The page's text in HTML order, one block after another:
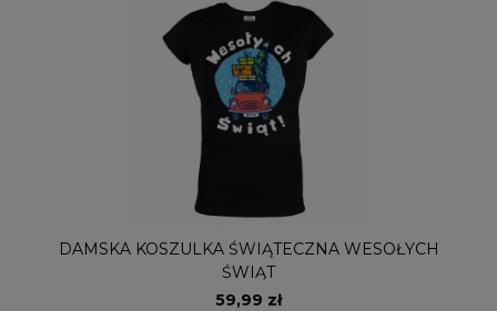
DAMSKA KOSZULKA ŚWIĄTECZNA WESOŁYCH
ŚWIĄT
59,99 zł